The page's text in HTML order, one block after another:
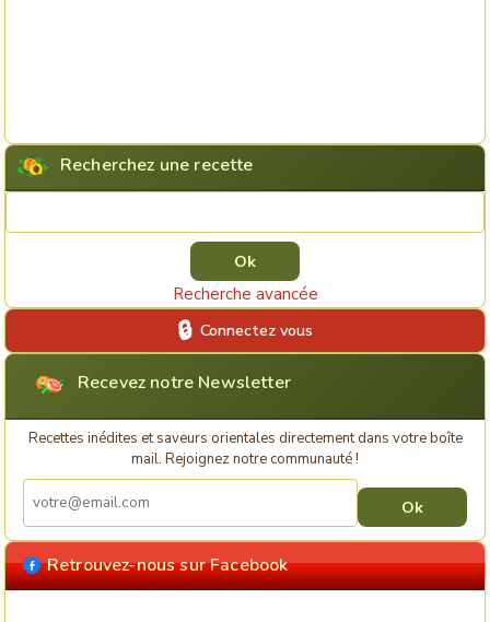
Recherchez une recette
Recherche avancée
Connectez vous
Recevez notre Newsletter
Recettes inédites et saveurs orientales directement dans votre boîte
mail. Rejoignez notre communauté !
Retrouvez-nous sur Facebook